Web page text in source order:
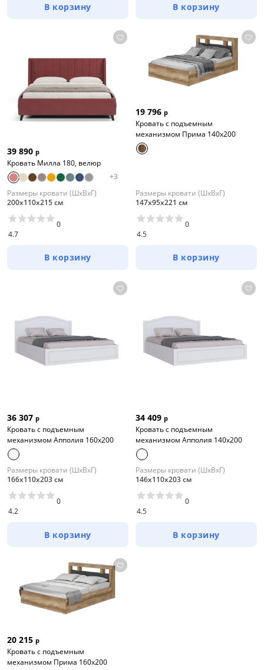
Белый
В корзину В корзину
39 890 р
Кровать Милла 180, велюр
+3
Размеры кровати (ШхВхГ)
200х110х215 см
4.7
0
В корзину
19 796 р
Кровать с подъемным
механизмом Прима 140х200
Размеры кровати (ШхВхГ)
147х95х221 см
4.5
0
В корзину
36 307 р
Кровать с подъемным
механизмом Апполия 160х200
Размеры кровати (ШхВхГ)
166х110х203 см
4.2
0
В корзину
34 409 р
Кровать с подъемным
механизмом Апполия 140х200
Размеры кровати (ШхВхГ)
146х110х203 см
4.5
0
В корзину
20 215 р
Кровать с подъемным
механизмом Прима 160х200